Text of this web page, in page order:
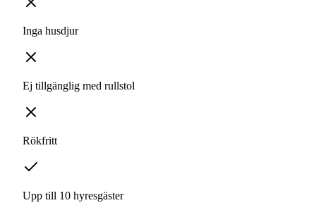
Inga husdjur
Ej tillgänglig med rullstol
Rökfritt
Upp till 10 hyresgäster